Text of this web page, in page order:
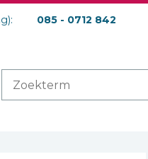
085 - 0712 842